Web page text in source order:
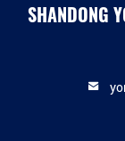
SHANDONG